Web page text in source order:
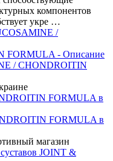
компонентов
укре …
FORMULA в
FORMULA в